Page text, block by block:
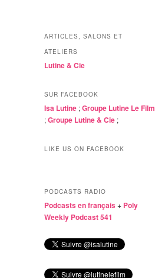
ARTICLES, SALONS ET
ATELIERS
Lutine & Cie
SUR FACEBOOK
Isa Lutine ;Groupe Lutine Le Film
;Groupe Lutine & Cie ;
LIKE US ON FACEBOOK
PODCASTS RADIO
Podcasts en français+ Poly
Weekly Podcast 541